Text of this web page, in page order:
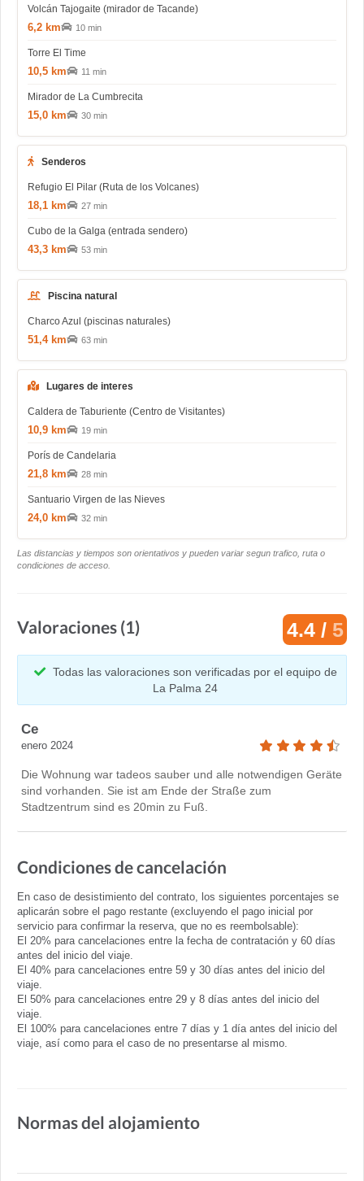
Volcán Tajogaite (mirador de Tacande)
6,2 km 10 min
Torre El Time
10,5 km 11 min
Mirador de La Cumbrecita
15,0 km 30 min
Senderos
Refugio El Pilar (Ruta de los Volcanes)
18,1 km 27 min
Cubo de la Galga (entrada sendero)
43,3 km 53 min
Piscina natural
Charco Azul (piscinas naturales)
51,4 km 63 min
Lugares de interes
Caldera de Taburiente (Centro de Visitantes)
10,9 km 19 min
Porís de Candelaria
21,8 km 28 min
Santuario Virgen de las Nieves
24,0 km 32 min
Las distancias y tiempos son orientativos y pueden variar segun trafico, ruta o
condiciones de acceso.
Valoraciones (1) 4.4 / 5
Todas las valoraciones son verificadas por el equipo de
La Palma 24
Ce
enero 2024
Die Wohnung war tadeos sauber und alle notwendigen Geräte
sind vorhanden. Sie ist am Ende der Straße zum
Stadtzentrum sind es 20min zu Fuß.
Condiciones de cancelación
En caso de desistimiento del contrato, los siguientes porcentajes se
aplicarán sobre el pago restante (excluyendo el pago inicial por
servicio para confirmar la reserva, que no es reembolsable):
El 20% para cancelaciones entre la fecha de contratación y 60 días
antes del inicio del viaje.
El 40% para cancelaciones entre 59 y 30 días antes del inicio del
viaje.
El 50% para cancelaciones entre 29 y 8 días antes del inicio del
viaje.
El 100% para cancelaciones entre 7 días y 1 día antes del inicio del
viaje, así como para el caso de no presentarse al mismo.
Normas del alojamiento